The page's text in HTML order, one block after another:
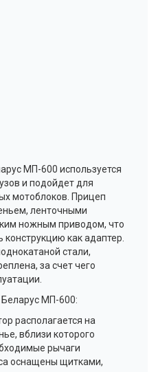
МП-600 используется
и подойдет для
мотоблоков. Прицеп
ленточными
ножным приводом, что
как адаптер.
стали,
за счет чего
МП-600:
располагается на
вблизи которого
рычаги
оснащены щитками,